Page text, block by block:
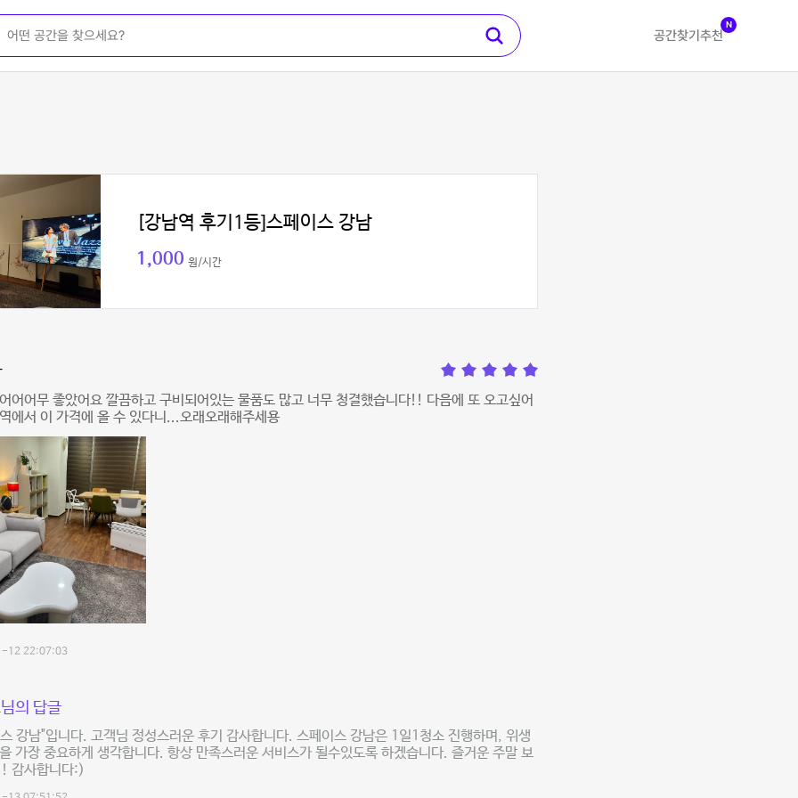
공간찾기 추천
N
[강남역 후기1등]스페이스 강남
1,000 원/시간
어어무 좋았어요 깔끔하고 구비되어있는 물품도 많고 너무 청결했습니다!! 다음에 또 오고싶어
에서 이 가격에 올 수 있다니...오래오래해주세용
12 22:07:03
의 답글
강남"입니다. 고객님 정성스러운 후기 감사합니다. 스페이스 강남은 1일1청소 진행하며, 위생
가장 중요하게 생각합니다. 항상 만족스러운 서비스가 될수있도록 하겠습니다. 즐거운 주말 보
감사합니다:)